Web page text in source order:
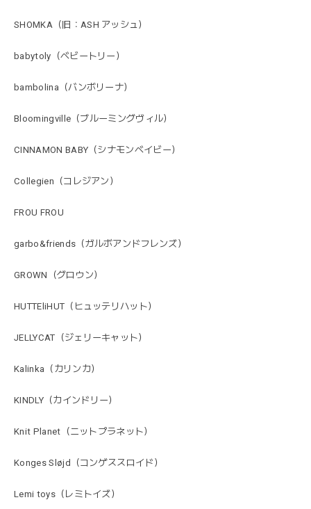
SHOMKA（旧：ASH アッシュ）
babytoly（ベビートリー）
bambolina（バンボリーナ）
Bloomingville（ブルーミングヴィル）
CINNAMON BABY（シナモンベイビー）
Collegien（コレジアン）
FROU FROU
garbo&friends（ガルボアンドフレンズ）
GROWN（グロウン）
HUTTEliHUT（ヒュッテリハット）
JELLYCAT（ジェリーキャット）
Kalinka（カリンカ）
KINDLY（カインドリー）
Knit Planet（ニットプラネット）
Konges Sløjd（コンゲススロイド）
Lemi toys（レミトイズ）